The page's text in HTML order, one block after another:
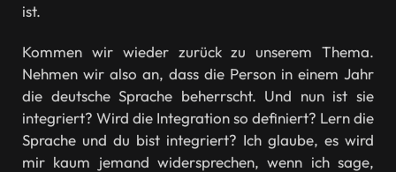
ist.
Kommen wir wieder zurück zu unserem Thema.
Nehmen wir also an, dass die Person in einem Jahr
die deutsche Sprache beherrscht. Und nun ist sie
integriert? Wird die Integration so definiert? Lern die
Sprache und du bist integriert? Ich glaube, es wird
mir kaum jemand widersprechen, wenn ich sage,